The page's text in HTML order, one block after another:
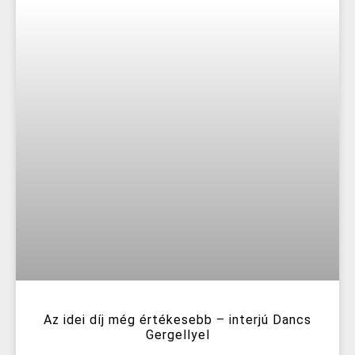
Az idei díj még értékesebb – interjú Dancs
Gergellyel